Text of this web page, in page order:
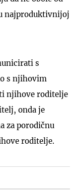
najproduktivnijoj
s
s njihovim
njihove roditelje
onda je
za porodičnu
roditelje.